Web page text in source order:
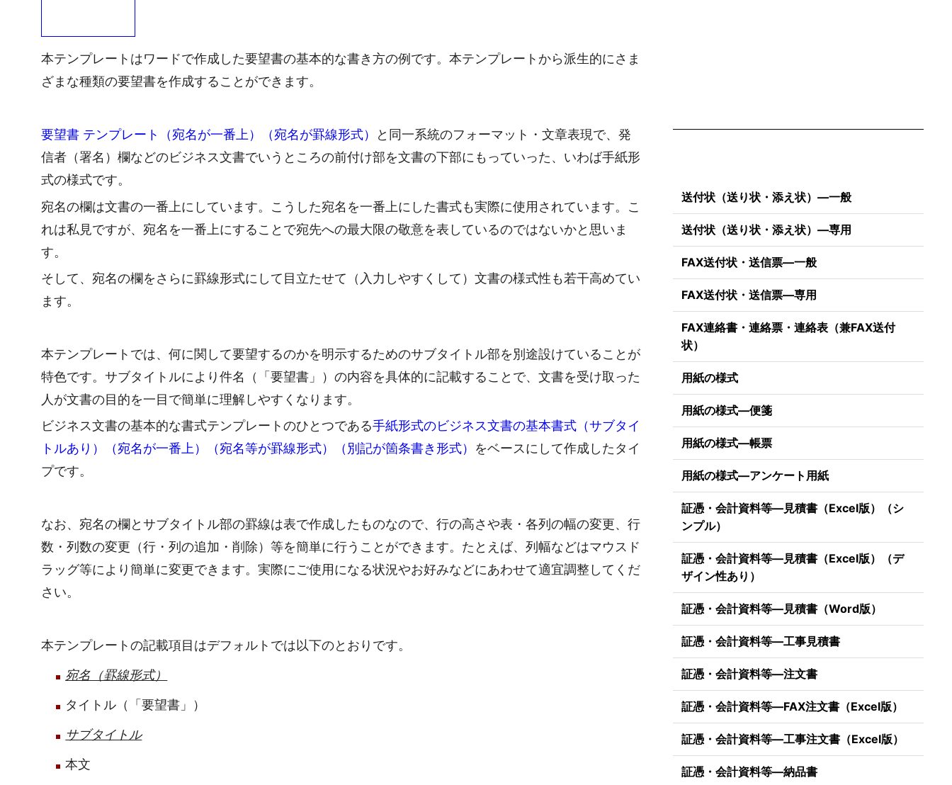
本テンプレートはワードで作成した要望書の基本的な書き方の例です。本テンプレートから派生的にさま
ざまな種類の要望書を作成することができます。
要望書 テンプレート（宛名が一番上）（宛名が罫線形式）
と同一系統のフォーマット・文章表現で、発
信者（署名）欄などのビジネス文書でいうところの前付け部を文書の下部にもっていった、いわば手紙形
式の様式です。
宛名の欄は文書の一番上にしています。こうした宛名を一番上にした書式も実際に使用されています。こ
れは私見ですが、宛名を一番上にすることで宛先への最大限の敬意を表しているのではないかと思いま
す。
そして、宛名の欄をさらに罫線形式にして目立たせて（入力しやすくして）文書の様式性も若干高めてい
ます。
本テンプレートでは、何に関して要望するのかを明示するためのサブタイトル部を別途設けていることが
特色です。サブタイトルにより件名（「要望書」）の内容を具体的に記載することで、文書を受け取った
人が文書の目的を一目で簡単に理解しやすくなります。
ビジネス文書の基本的な書式テンプレートのひとつである手紙形式のビジネス文書の基本書式（サブタイ
トルあり）（宛名が一番上）（宛名等が罫線形式）（別記が箇条書き形式） をベースにして作成したタイ
プです。
なお、宛名の欄とサブタイトル部の罫線は表で作成したものなので、行の高さや表・各列の幅の変更、行
数・列数の変更（行・列の追加・削除）等を簡単に行うことができます。たとえば、列幅などはマウスド
ラッグ等により簡単に変更できます。実際にご使用になる状況やお好みなどにあわせて適宜調整してくだ
さい。
本テンプレートの記載項目はデフォルトでは以下のとおりです。
宛名（罫線形式）
タイトル（「要望書」）
サブタイトル
本文
送付状（送り状・添え状）―一般
送付状（送り状・添え状）―専用
FAX送付状・送信票―一般
FAX送付状・送信票―専用
FAX連絡書・連絡票・連絡表（兼FAX送付
状）
用紙の様式
用紙の様式―便箋
用紙の様式―帳票
用紙の様式―アンケート用紙
証憑・会計資料等―見積書（Excel版）（シ
ンプル）
証憑・会計資料等―見積書（Excel版）（デ
ザイン性あり）
証憑・会計資料等―見積書（Word版）
証憑・会計資料等―工事見積書
証憑・会計資料等―注文書
証憑・会計資料等―FAX注文書（Excel版）
証憑・会計資料等―工事注文書（Excel版）
証憑・会計資料等―納品書